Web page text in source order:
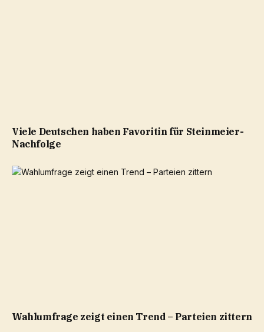
Viele Deutschen haben Favoritin für Steinmeier-
Nachfolge
Wahlumfrage zeigt einen Trend – Parteien zittern